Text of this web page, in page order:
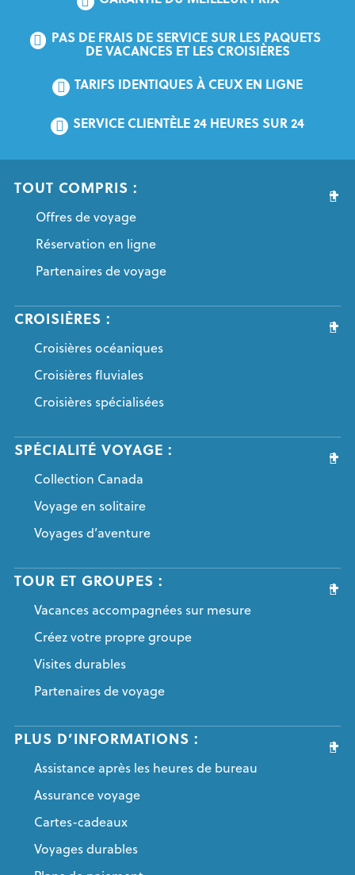
PAS DE FRAIS DE SERVICE SUR LES PAQUETS
DE VACANCES ET LES CROISIÈRES
TARIFS IDENTIQUES À CEUX EN LIGNE
SERVICE CLIENTÈLE 24 HEURES SUR 24
TOUT COMPRIS :
Offres de voyage
Réservation en ligne
Partenaires de voyage
CROISIÈRES :
Croisières océaniques
Croisières fluviales
Croisières spécialisées
SPÉCIALITÉ VOYAGE :
Collection Canada
Voyage en solitaire
Voyages d’aventure
TOUR ET GROUPES :
Vacances accompagnées sur mesure
Créez votre propre groupe
Visites durables
Partenaires de voyage
PLUS D’INFORMATIONS :
Assistance après les heures de bureau
Assurance voyage
Cartes-cadeaux
Voyages durables